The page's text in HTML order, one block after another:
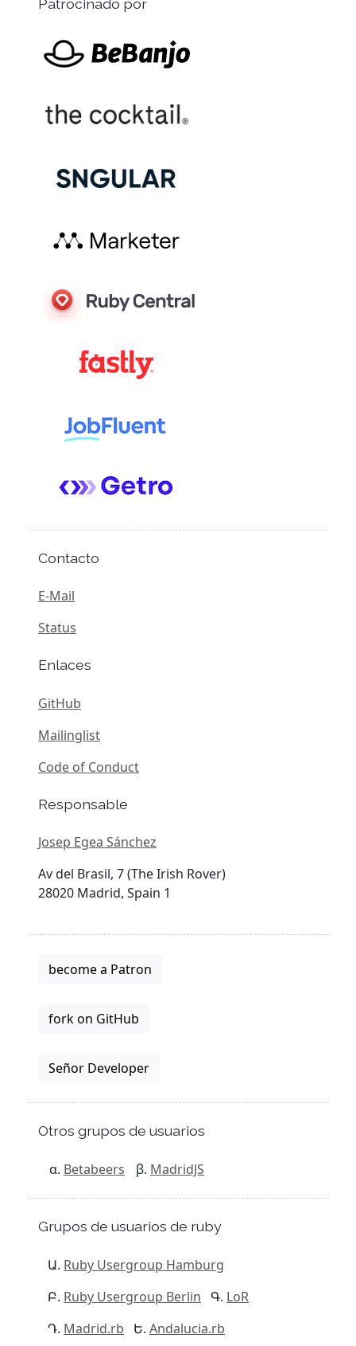
Patrocinado por
Contacto
E-Mail
Status
Enlaces
GitHub
Mailinglist
Code of Conduct
Responsable
Josep Egea Sánchez
Av del Brasil, 7 (The Irish Rover)
28020 Madrid, Spain 1
become a Patron
fork on GitHub
Señor Developer
Otros grupos de usuarios
Betabeers MadridJS
Grupos de usuarios de ruby
Ruby Usergroup Hamburg
Ruby Usergroup Berlin
LoR
Madrid.rb
Andalucia.rb